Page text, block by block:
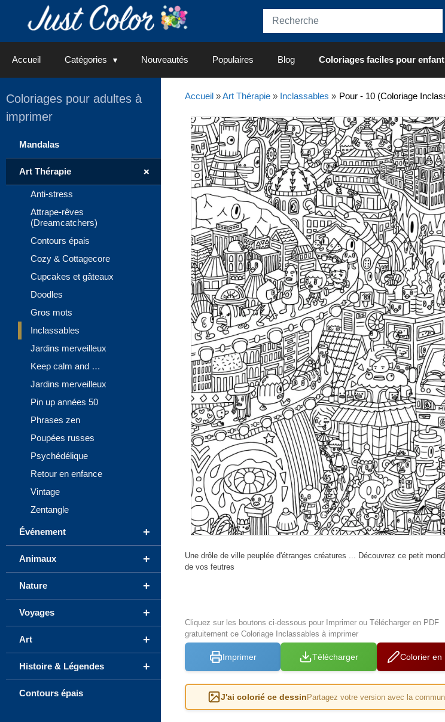
Accueil Catégories Nouveautés Populaires Blog Coloriages faciles pour
Accueil»Art Thérapie» Inclassables » Pour - 10 (Coloriage
Une drôle de ville peuplée d'étranges créatures ... Découvrez ce petit
de vos feutres
Cliquez sur les boutons ci-dessous pour Imprimer ou Télécharger en PDF
gratuitement ce Coloriage Inclassables à imprimer
Imprimer Télécharger Colorier en
J'ai colorié ce dessin Partagez votre version avec la
Coloriages pour adultes à
imprimer
Mandalas
+
Art Thérapie
Anti-stress
Attrape-rêves
(Dreamcatchers)
Contours épais
Cozy & Cottagecore
Cupcakes et gâteaux
Doodles
Gros mots
Inclassables
Jardins merveilleux
Keep calm and …
Jardins merveilleux
Pin up années 50
Phrases zen
Poupées russes
Psychédélique
Retour en enfance
Vintage
Zentangle
+
Événement
+
Animaux
+
Nature
+
Voyages
+
Art
+
Histoire & Légendes
Contours épais